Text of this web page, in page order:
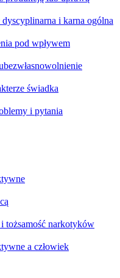
i karna ogólna
pod wpływem
świadka
i pytania
narkotyków
a człowiek